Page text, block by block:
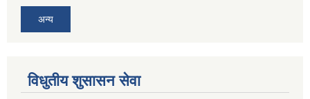
अन्य
विधुतीय शुसासन सेवा